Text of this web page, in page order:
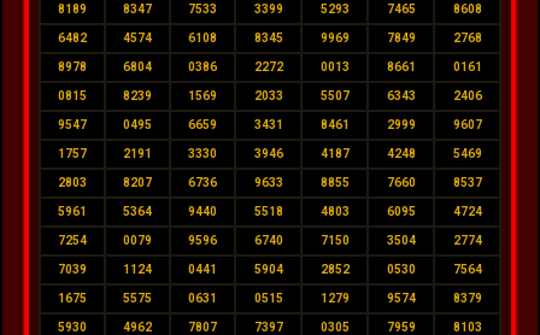
8189 8347 7533 3399 5293 7465 8608
6482 4574 6108 8345 9969 7849 2768
8978 6804 0386 2272 0013 8661 0161
0815 8239 1569 2033 5507 6343 2406
9547 0495 6659 3431 8461 2999 9607
1757 2191 3330 3946 4187 4248 5469
2803 8207 6736 9633 8855 7660 8537
5961 5364 9440 5518 4803 6095 4724
7254 0079 9596 6740 7150 3504 2774
7039 1124 0441 5904 2852 0530 7564
1675 5575 0631 0515 1279 9574 8379
5930 4962 7807 7397 0305 7959 8103